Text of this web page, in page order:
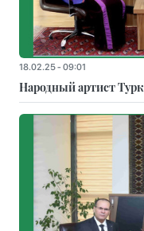
18.02.25 - 09:01
Народный артист